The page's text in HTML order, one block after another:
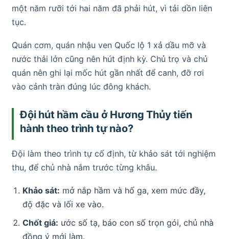
một năm rưỡi tới hai năm đã phải hút, vì tải dồn liên
tục.
Quán cơm, quán nhậu ven Quốc lộ 1 xả dầu mỡ và
nước thải lớn cũng nên hút định kỳ. Chủ trọ và chủ
quán nên ghi lại mốc hút gần nhất để canh, đỡ rơi
vào cảnh tràn đúng lúc đông khách.
Đội hút hầm cầu ở Hương Thủy tiến
hành theo trình tự nào?
Đội làm theo trình tự cố định, từ khảo sát tới nghiệm
thu, để chủ nhà nắm trước từng khâu.
Khảo sát: mở nắp hầm và hố ga, xem mức đầy,
độ đặc và lối xe vào.
Chốt giá: ước số tạ, báo con số trọn gói, chủ nhà
đồng ý mới làm.